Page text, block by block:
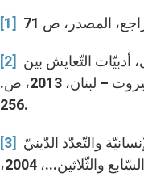
[1]
[2]
المذاهب، بيسان للنّشر والتّوزيع، بيروت – لبنان، 2013، ص.
256.
[3]
وجهة نظر إسلاميّة، وقائع المؤتمر السّابع والثّلاثين...، 2004،